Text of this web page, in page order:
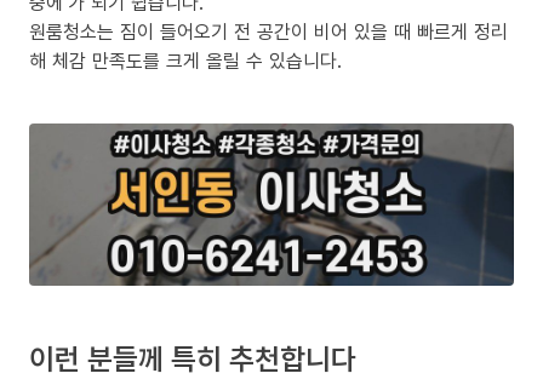
원룸청소는 짐이 들어오기 전 공간이 비어 있을 때 빠르게 정리
해 체감 만족도를 크게 올릴 수 있습니다.
이런 분들께 특히 추천합니다